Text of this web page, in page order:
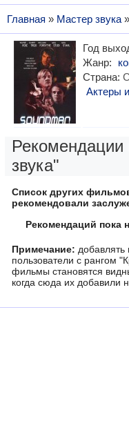
Главная » Мастер звука
Год
Жанр:
Страна:
Актеры
звука"
Список других
рекомендовали
Рекомендаций пока
Примечание: добавлять
пользователи с рангом
фильмы становятся
когда сюда их добавили